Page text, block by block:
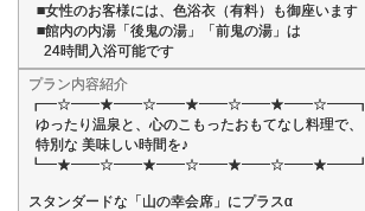
■女性のお客様には、色浴衣（有料）も御座います
■館内の内湯「後鬼の湯」「前鬼の湯」は
24時間入浴可能です
プラン内容紹介
┏━☆━━★━━☆━━★━━☆━━★━━☆━━┓
ゆったり温泉と、心のこもったおもてなし料理で、
特別な 美味しい時間を♪
┗━★━━☆━━★━━☆━━★━━☆━━★━━┛
スタンダードな「山の幸会席」にプラスα